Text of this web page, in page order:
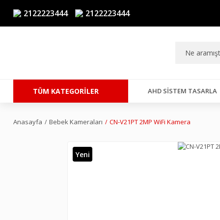
2122223444 2122223444
TÜM KATEGORİLER AHD SISTEM TASARLA
Anasayfa Bebek Kameraları CN-V21PT 2MP WiFi Kamera
Yeni